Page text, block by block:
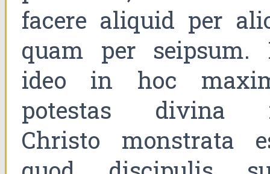
facere aliquid per
quam per seipsum.
ideo in hoc
potestas divina
Christo monstrata